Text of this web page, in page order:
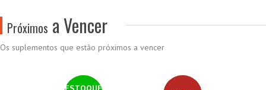
Próximos a Vencer
Os suplementos que estão próximos a vencer